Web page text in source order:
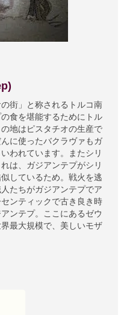
街」と称されるトルコ南
食を堪能するためにトル
地はピスタチオの生産で
に使ったバクラヴァもガ
われています。またシリ
は、ガジアンテプがシリ
しているため。戦火を逃
たちがガジアンテプでア
ンティックで古き良き時
ンテプ。ここにあるゼウ
最大規模で、美しいモザ